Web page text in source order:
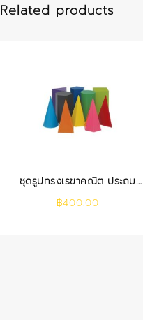
Related products
ชุดรูปทรงเรขาคณิต ประถม
(10 ชิ้น)
฿400.00